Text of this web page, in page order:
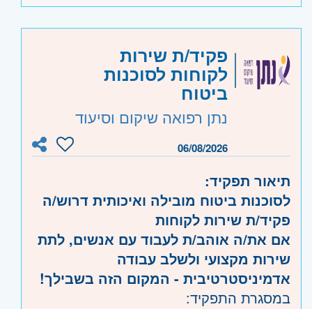
היקף משרה: משרה מלאה
קוד משרה:762151
אזור: מרכז - תל אביב, פתח תקווה, רמת גן
ובת-ים, מודיעין, שוהם
- חדרה וזכרון יעקב, נתניה ועמק חפר,
הרצליה ורמת השרון
השפלה- ראשון לציון ונס- ציונה, רמלה לוד,
רחובות, יבנה
פקיד/ת שירות
לקוחות לסוכנות
ביטוח
נתן רפואה שיקום וסיעוד
06/08/2026
תיאור תפקיד:
לסוכנות ביטוח מובילה ואיכותית דרוש/ה
פקיד/ת שירות לקוחות
אם את/ה אוהב/ת לעבוד עם אנשים, לתת
שירות מקצועי ולשלב עבודה
אדמיניסטרטיבית - המקום הזה בשבילך!
במסגרת התפקיד: